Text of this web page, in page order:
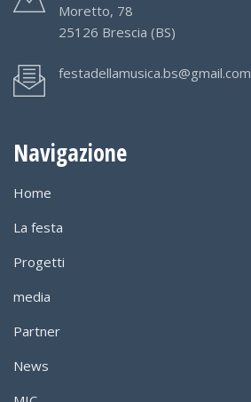
Moretto, 78
25126 Brescia (BS)
festadellamusica.bs@gmail.com
Navigazione
Home
La festa
Progetti
media
Partner
News